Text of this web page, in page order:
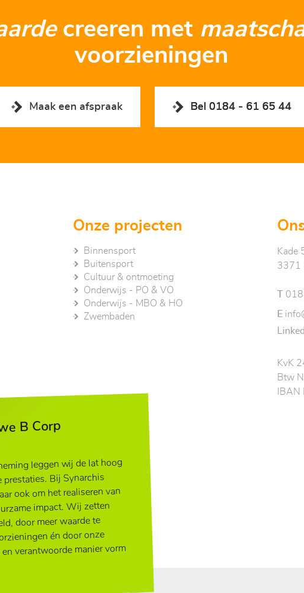
creeren met
voorzieningen
Maak een afspraak Bel 0184 - 61 65 44
Onze projecten
Binnensport
Buitensport
Cultuur & ontmoeting
Onderwijs - PO & VO
Onderwijs - MBO & HO
Zwembaden
Kade
3371
E
KvK
Btw
B Corp
leggen wij de lat hoog
Bij Synarchis
ook om het realiseren van
impact. Wij zetten
door meer waarde te
én door onze
verantwoorde manier vorm